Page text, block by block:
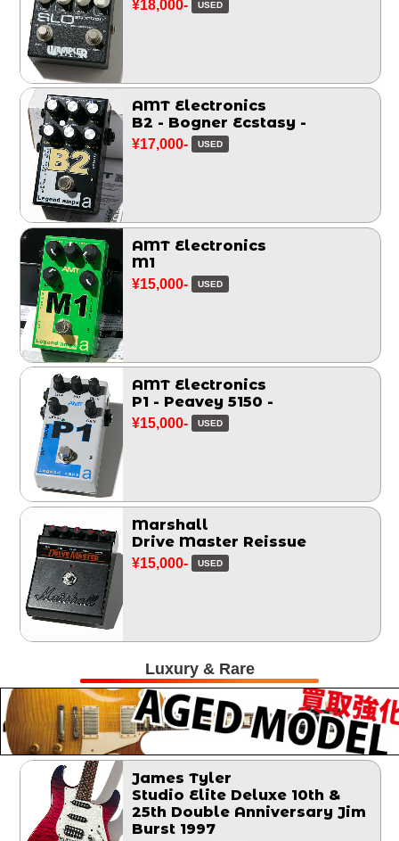
¥18,000- USED
AMT Electronics
B2 - Bogner Ecstasy -
¥17,000- USED
AMT Electronics
M1
¥15,000- USED
AMT Electronics
P1 - Peavey 5150 -
¥15,000- USED
Marshall
Drive Master Reissue
¥15,000- USED
Luxury & Rare
James Tyler
Studio Elite Deluxe 10th &
25th Double Anniversary Jim
Burst 1997